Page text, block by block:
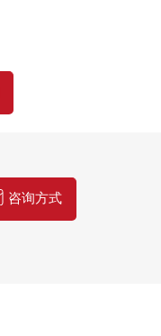
咨询方式